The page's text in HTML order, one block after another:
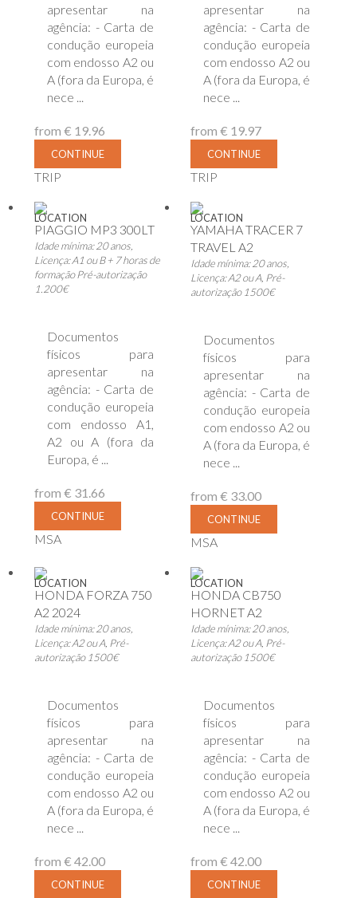
apresentar na
agência: - Carta de
condução europeia
com endosso A2 ou
A (fora da Europa, é
nece ...
from € 19.96
CONTINUE
TRIP
apresentar na
agência: - Carta de
condução europeia
com endosso A2 ou
A (fora da Europa, é
nece ...
from € 19.97
CONTINUE
TRIP
LOCATION
PIAGGIO MP3 300LT
Idade mínima: 20 anos,
Licença: A1 ou B + 7 horas de
formação Pré-autorização
1.200€
Documentos
físicos para
apresentar na
agência: - Carta de
condução europeia
com endosso A1,
A2 ou A (fora da
Europa, é ...
from € 31.66
CONTINUE
MSA
LOCATION
YAMAHA TRACER 7
TRAVEL A2
Idade mínima: 20 anos,
Licença: A2 ou A, Pré-
autorização 1500€
Documentos
físicos para
apresentar na
agência: - Carta de
condução europeia
com endosso A2 ou
A (fora da Europa, é
nece ...
from € 33.00
CONTINUE
MSA
LOCATION
HONDA FORZA 750
A2 2024
Idade mínima: 20 anos,
Licença: A2 ou A, Pré-
autorização 1500€
Documentos
físicos para
apresentar na
agência: - Carta de
condução europeia
com endosso A2 ou
A (fora da Europa, é
nece ...
from € 42.00
CONTINUE
LOCATION
HONDA CB750
HORNET A2
Idade mínima: 20 anos,
Licença: A2 ou A, Pré-
autorização 1500€
Documentos
físicos para
apresentar na
agência: - Carta de
condução europeia
com endosso A2 ou
A (fora da Europa, é
nece ...
from € 42.00
CONTINUE